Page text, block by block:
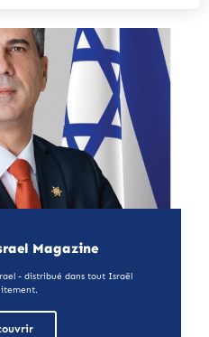
Magazine
- distribué dans tout Israël